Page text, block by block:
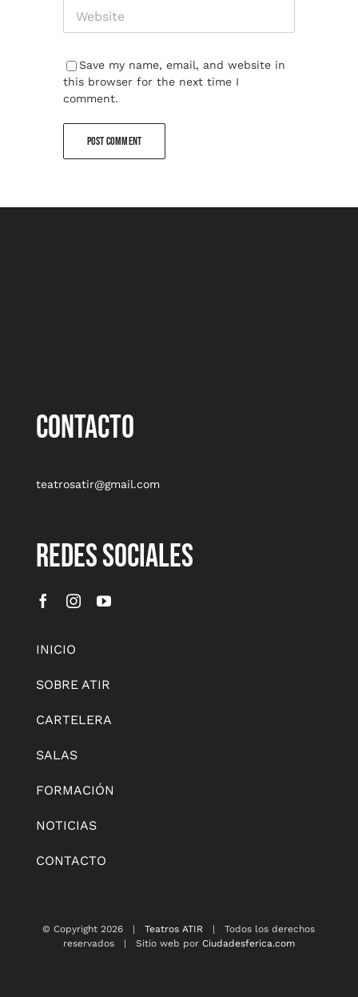
Save my name, email, and website in
this browser for the next time I
comment.
CONTACTO
teatrosatir@gmail.com
REDES SOCIALES
INICIO
SOBRE ATIR
CARTELERA
SALAS
FORMACIÓN
NOTICIAS
CONTACTO
© Copyright2026 |Teatros ATIR
| Todos los derechos
reservados | Sitio web por Ciudadesferica.com